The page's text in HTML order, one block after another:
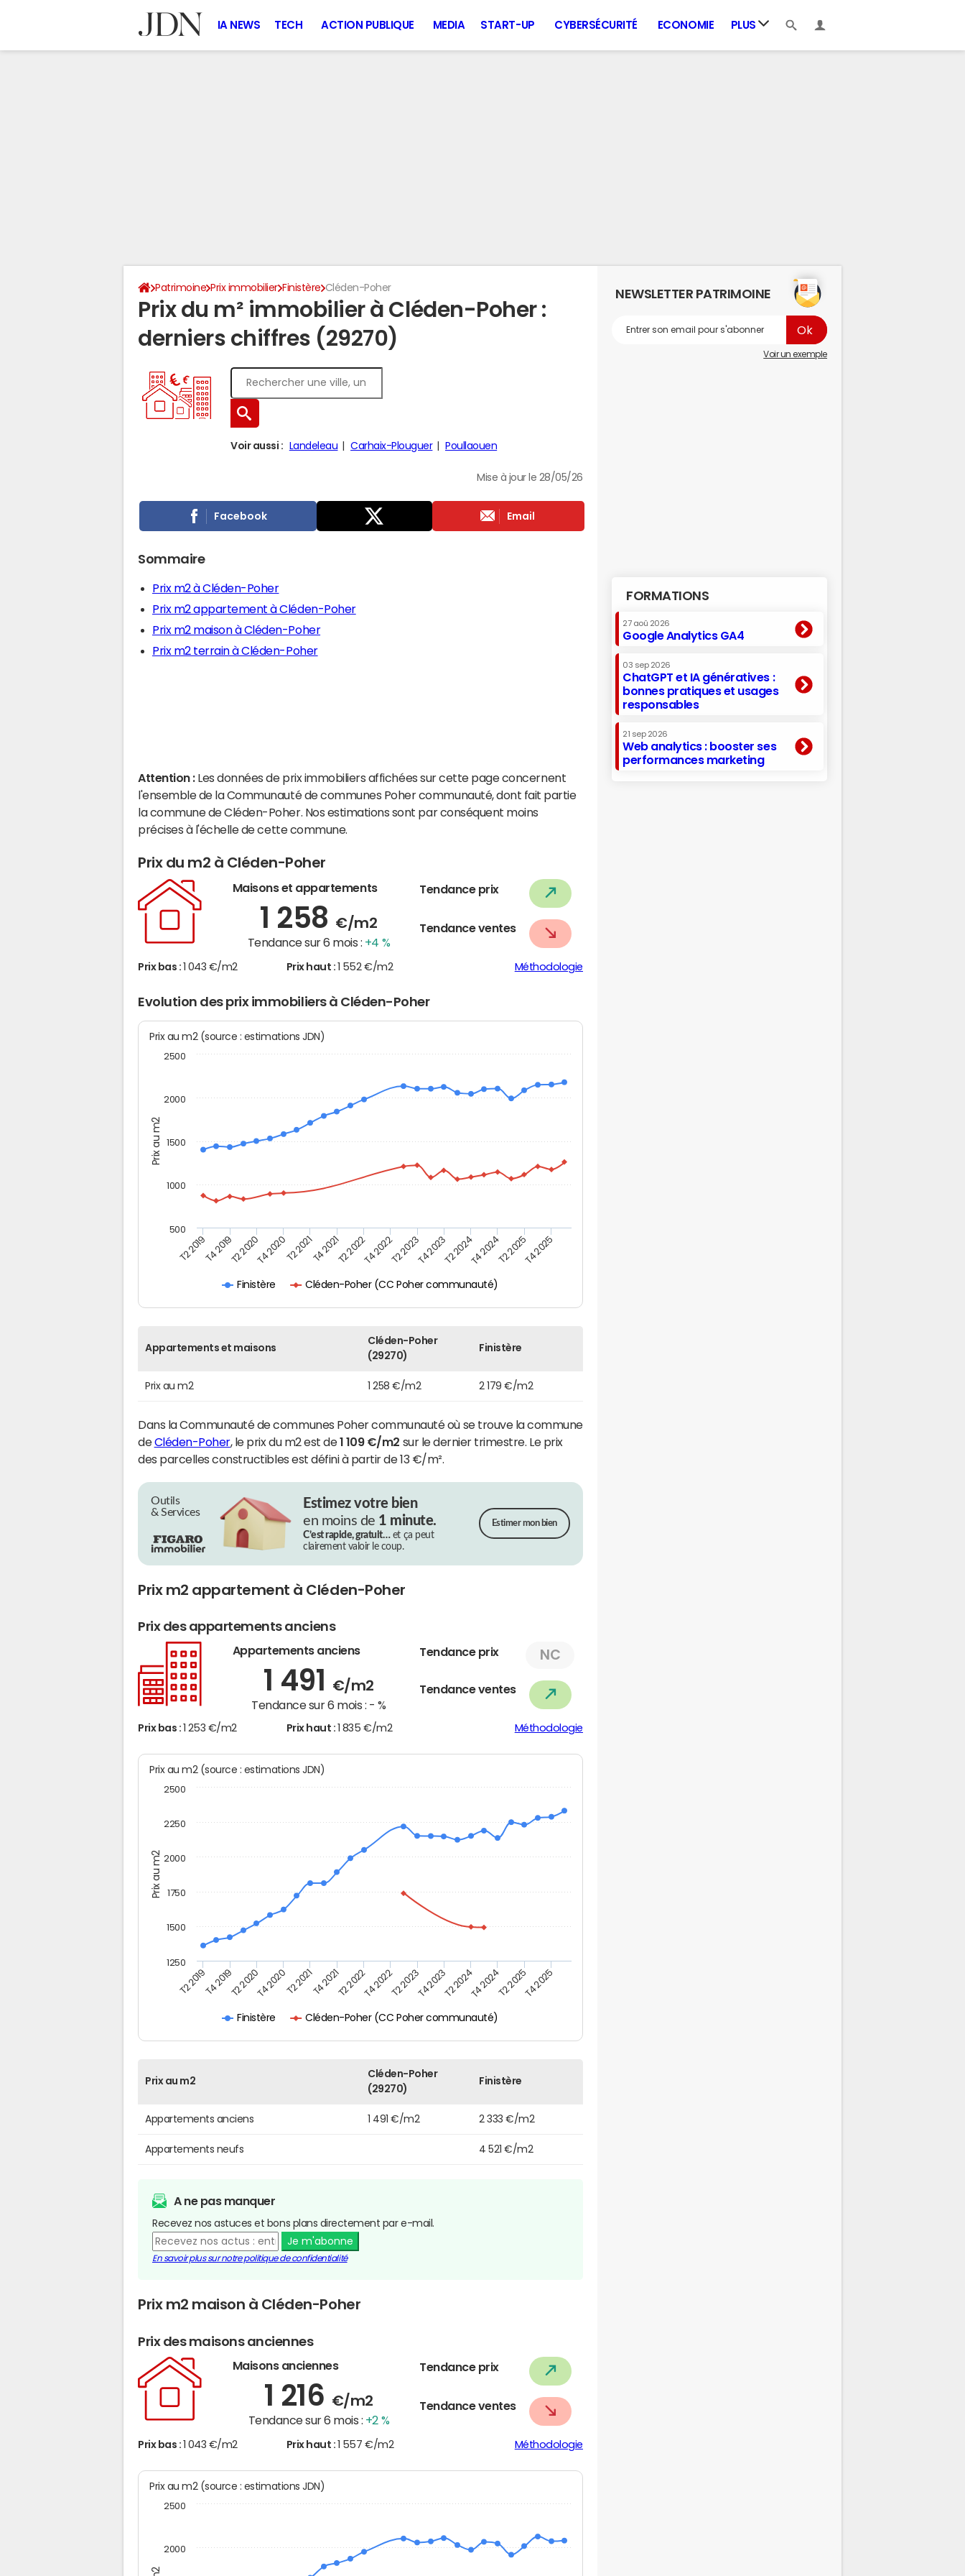
IA NEWS TECH ACTION PUBLIQUE MEDIA START-UP CYBERSÉCURITÉ ECONOMIE PLUS
Patrimoine Prix immobilier Finistère Cléden-Poher
Prix du m² immobilier à Cléden-Poher :
derniers chiffres (29270)
Voir aussi : Landeleau Carhaix-Plouguer Poullaouen
Mise à jour le 28/05/26
Facebook Email
Sommaire
Prix m2 à Cléden-Poher
Prix m2 appartement à Cléden-Poher
Prix m2 maison à Cléden-Poher
Prix m2 terrain à Cléden-Poher
Attention : Les données de prix immobiliers affichées sur cette page concernent
l'ensemble de la Communauté de communes Poher communauté, dont fait partie
la commune de Cléden-Poher. Nos estimations sont par conséquent moins
précises à l'échelle de cette commune.
Prix du m2 à Cléden-Poher
Maisons et appartements
1 258 €/m2
Tendance sur 6 mois : +4 %
Tendance prix
Tendance ventes
Prix bas : 1 043 €/m2 Prix haut : 1 552 €/m2 Méthodologie
Evolution des prix immobiliers à Cléden-Poher
Prix au m2
Prix au m2 (source : estimations JDN)
Finistère Cléden-Poher (CC Poher communauté)
T2 2019T4 2019T2 2020T4 2020T2 2021T4 2021T2 2022T4 2022T2 2023T4 2023T2 2024T4 2024T2 2025T4 2025
500
1000
1500
2000
2500
Appartements et maisons
Cléden-Poher
(29270)
Finistère
Prix au m2 1 258 €/m2 2 179 €/m2
Dans la Communauté de communes Poher communauté où se trouve la commune
deCléden-Poher, le prix du m2 est de1 109 €/m2 sur le dernier trimestre. Le prix
des parcelles constructibles est défini à partir de 13 €/m².
Outils
& Services
Estimez votre bien
en moins de 1 minute.
C’est rapide, gratuit…et ça peut
clairement valoir le coup.
Estimer mon bien
Prix m2 appartement à Cléden-Poher
Prix des appartements anciens
Appartements anciens
1 491 €/m2
Tendance sur 6 mois : - %
Tendance prix NC
Tendance ventes
Prix bas : 1 253 €/m2 Prix haut : 1 835 €/m2 Méthodologie
Prix au m2
Prix au m2 (source : estimations JDN)
Finistère Cléden-Poher (CC Poher communauté)
T2 2019T4 2019T2 2020T4 2020T2 2021T4 2021T2 2022T4 2022T2 2023T4 2023T2 2024T4 2024T2 2025T4 2025
1250
1500
1750
2000
2250
2500
Prix au m2
Cléden-Poher
(29270)
Finistère
Appartements anciens 1 491 €/m2 2 333 €/m2
Appartements neufs 4 521 €/m2
A ne pas manquer
Recevez nos astuces et bons plans directement par e-mail.
Je m'abonne
En savoir plus sur notre politique de confidentialité
Prix m2 maison à Cléden-Poher
Prix des maisons anciennes
Maisons anciennes
1 216 €/m2
Tendance sur 6 mois : +2 %
Tendance prix
Tendance ventes
Prix bas : 1 043 €/m2 Prix haut : 1 557 €/m2 Méthodologie
Prix au m2 (source : estimations JDN)
2000
2500
NEWSLETTER PATRIMOINE
Voir un exemple
FORMATIONS
27 aoû 2026
Google Analytics GA4
03 sep 2026
ChatGPT et IA génératives :
bonnes pratiques et usages
responsables
21 sep 2026
Web analytics : booster ses
performances marketing